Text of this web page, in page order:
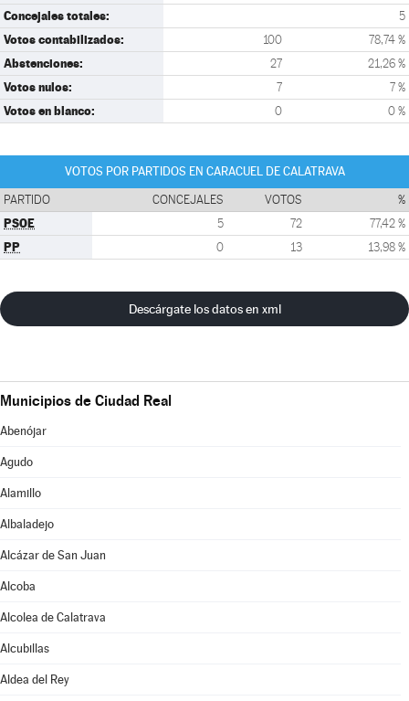
Concejales totales: 5
Votos contabilizados: 100 78,74 %
Abstenciones: 27 21,26 %
Votos nulos: 7 7 %
Votos en blanco: 0 0 %
VOTOS POR PARTIDOS EN CARACUEL DE CALATRAVA
PARTIDO CONCEJALES VOTOS %
PSOE 5 72 77,42 %
PP 0 13 13,98 %
Descárgate los datos en xml
Municipios de Ciudad Real
Abenójar
Agudo
Alamillo
Albaladejo
Alcázar de San Juan
Alcoba
Alcolea de Calatrava
Alcubillas
Aldea del Rey